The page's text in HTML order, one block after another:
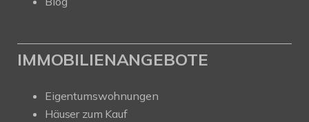
IMMOBILIENANGEBOTE
Eigentumswohnungen
Häuser zum Kauf